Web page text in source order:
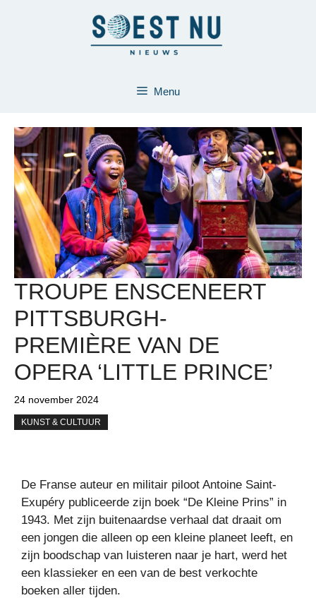
Menu
TROUPE ENSCENEERT
PITTSBURGH-
PREMIÈRE VAN DE
OPERA ‘LITTLE PRINCE’
24 november 2024
KUNST & CULTUUR
De Franse auteur en militair piloot Antoine Saint-
Exupéry publiceerde zijn boek “De Kleine Prins” in
1943. Met zijn buitenaardse verhaal dat draait om
een ​​jongen die alleen op een kleine planeet leeft, en
zijn boodschap van luisteren naar je hart, werd het
een klassieker en een van de best verkochte
boeken aller tijden.